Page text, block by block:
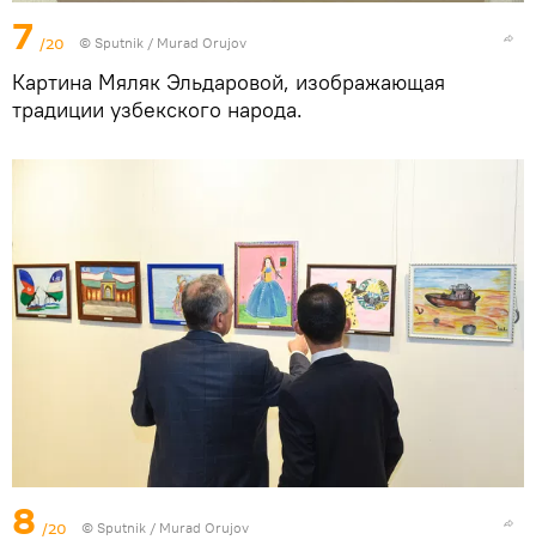
7 /20 © Sputnik / Murad Orujov
Картина Мяляк Эльдаровой, изображающая
традиции узбекского народа.
8 /20 © Sputnik / Murad Orujov